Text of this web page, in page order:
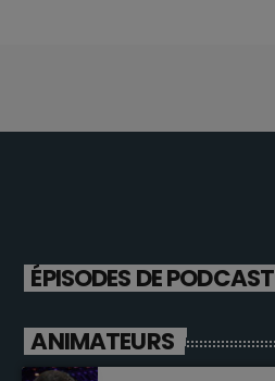
ÉPISODES DE PODCAST
ANIMATEURS